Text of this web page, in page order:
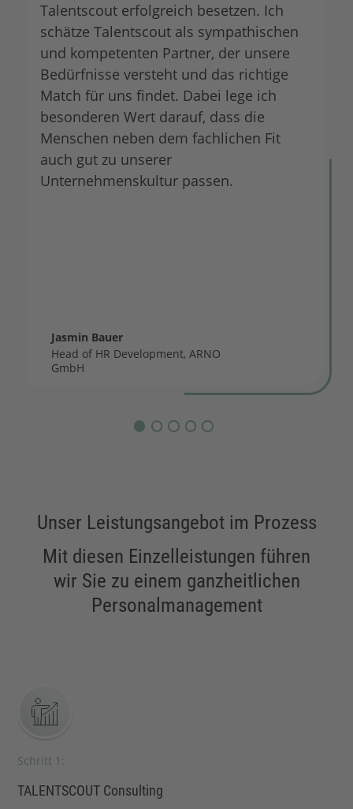
Talentscout erfolgreich besetzen. Ich
schätze Talentscout als sympathischen
und kompetenten Partner, der unsere
Bedürfnisse versteht und das richtige
Match für uns findet. Dabei lege ich
besonderen Wert darauf, dass die
Menschen neben dem fachlichen Fit
auch gut zu unserer
Unternehmenskultur passen.
Jasmin Bauer
Head of HR Development, ARNO
GmbH
Unser Leistungsangebot im Prozess
Mit diesen Einzelleistungen führen
wir Sie zu einem ganzheitlichen
Personalmanagement
Schritt 1:
TALENTSCOUT Consulting